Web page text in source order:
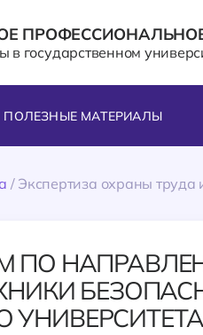
в государственном
ПОЛЕЗНЫЕ МАТЕРИАЛЫ
/ Экспертиза охраны труда
ПО